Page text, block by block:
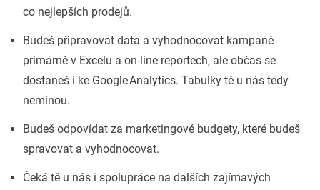
co nejlepších prodejů.
Budeš připravovat data a vyhodnocovat kampaně
primárně v Excelu a on-line reportech, ale občas se
dostaneš i ke Google Analytics. Tabulky tě u nás tedy
neminou.
Budeš odpovídat za marketingové budgety, které budeš
spravovat a vyhodnocovat.
Čeká tě u nás i spolupráce na dalších zajímavých